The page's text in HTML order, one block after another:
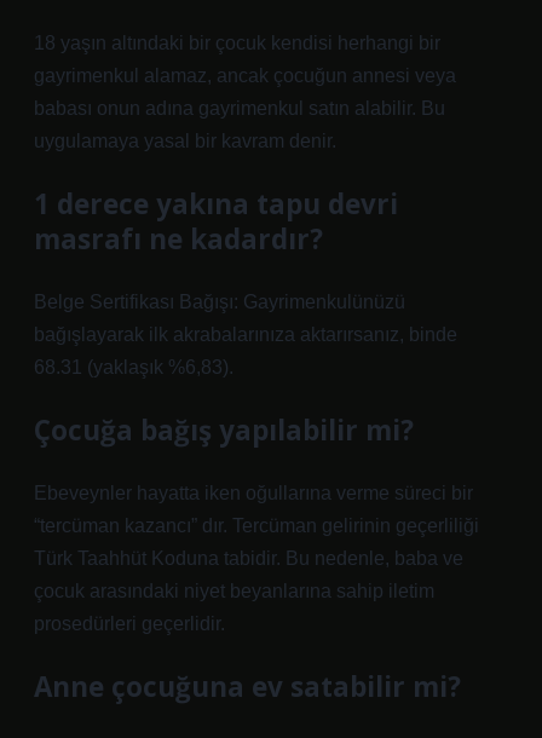
18 yaşın altındaki bir çocuk kendisi herhangi bir
gayrimenkul alamaz, ancak çocuğun annesi veya
babası onun adına gayrimenkul satın alabilir. Bu
uygulamaya yasal bir kavram denir.
1 derece yakına tapu devri
masrafı ne kadardır?
Belge Sertifikası Bağışı: Gayrimenkulünüzü
bağışlayarak ilk akrabalarınıza aktarırsanız, binde
68.31 (yaklaşık %6,83).
Çocuğa bağış yapılabilir mi?
Ebeveynler hayatta iken oğullarına verme süreci bir
“tercüman kazancı” dır. Tercüman gelirinin geçerliliği
Türk Taahhüt Koduna tabidir. Bu nedenle, baba ve
çocuk arasındaki niyet beyanlarına sahip iletim
prosedürleri geçerlidir.
Anne çocuğuna ev satabilir mi?